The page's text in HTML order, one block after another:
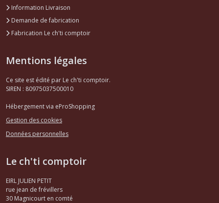
Information Livraison
Demande de fabrication
Fabrication Le ch'ti comptoir
Mentions légales
Ce site est édité par Le ch'ti comptoir.
SIREN : 80975037500010
Hébergement via eProShopping
Gestion des cookies
Données personnelles
Le ch'ti comptoir
EIRL JULIEN PETIT
rue jean de frévillers
30 Magnicourt en comté